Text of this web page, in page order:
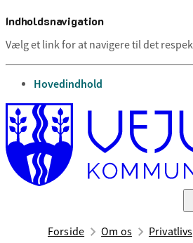
Indholdsnavigation
Vælg et link for at navigere til det
gå til
Hovedindhold
Forside Om os